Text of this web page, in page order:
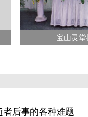
宝山灵堂
后事的各种难题